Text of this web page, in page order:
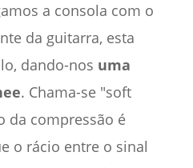
a consola com o
da guitarra, esta
dando-nos uma
. Chama-se "soft
da compressão é
o rácio entre o sinal